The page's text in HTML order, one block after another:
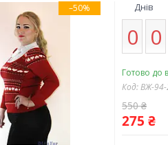
–50% Днів
0 0
Готово до
Код:ВЖ-94-
550 ₴
275 ₴